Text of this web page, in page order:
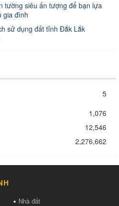
tường siêu ấn tượng để bạn lựa
gia đình
sử dụng đất tỉnh Đắk Lắk
5
1,076
12,546
2,276,662
Nhà đất